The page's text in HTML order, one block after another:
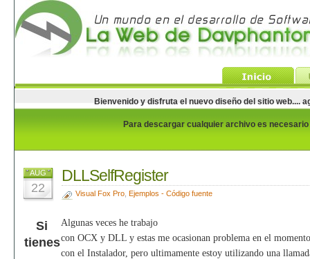
Bienvenido y disfruta el nuevo diseño del sitio web....
Para descargar cualquier archivo es
AUG
22
DLLSelfRegister
Visual Fox Pro, Ejemplos - Código fuente
Algunas veces he trabajo
con OCX y DLL y estas me ocasionan problema en el
con el Instalador, pero ultimamente estoy utilizando una
Si
tienes